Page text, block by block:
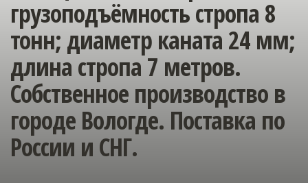
грузоподъёмность стропа 8
тонн; диаметр каната 24 мм;
длина стропа 7 метров.
Собственное производство в
городе Вологде. Поставка по
России и СНГ.